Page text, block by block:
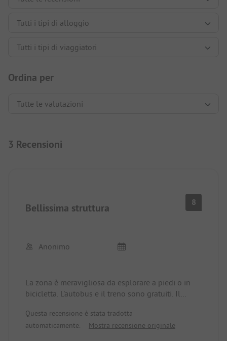
Ordina per
3 Recensioni
Bellissima struttura 8
Anonimo
La zona è meravigliosa da esplorare a piedi o in
bicicletta. L'autobus e il treno sono gratuiti. Il
igienici. A volte l'acqua della doccia era fredda. Il
personale è molto gentile e disponibile. Tuttavia, a
Questa recensione è stata tradotta
automaticamente.
Mostra recensione originale